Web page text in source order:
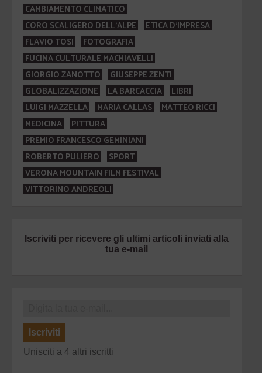
CAMBIAMENTO CLIMATICO
CORO SCALIGERO DELL'ALPE
ETICA D'IMPRESA
FLAVIO TOSI
FOTOGRAFIA
FUCINA CULTURALE MACHIAVELLI
GIORGIO ZANOTTO
GIUSEPPE ZENTI
GLOBALIZZAZIONE
LA BARCACCIA
LIBRI
LUIGI MAZZELLA
MARIA CALLAS
MATTEO RICCI
MEDICINA
PITTURA
PREMIO FRANCESCO GEMINIANI
ROBERTO PULIERO
SPORT
VERONA MOUNTAIN FILM FESTIVAL
VITTORINO ANDREOLI
Iscriviti per ricevere gli ultimi articoli inviati alla
tua e-mail
Iscriviti
Unisciti a 4 altri iscritti